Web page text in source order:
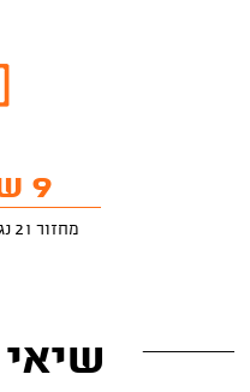
9 שלשות
מחזור 21 נגד מכבי ת"א בחוץ